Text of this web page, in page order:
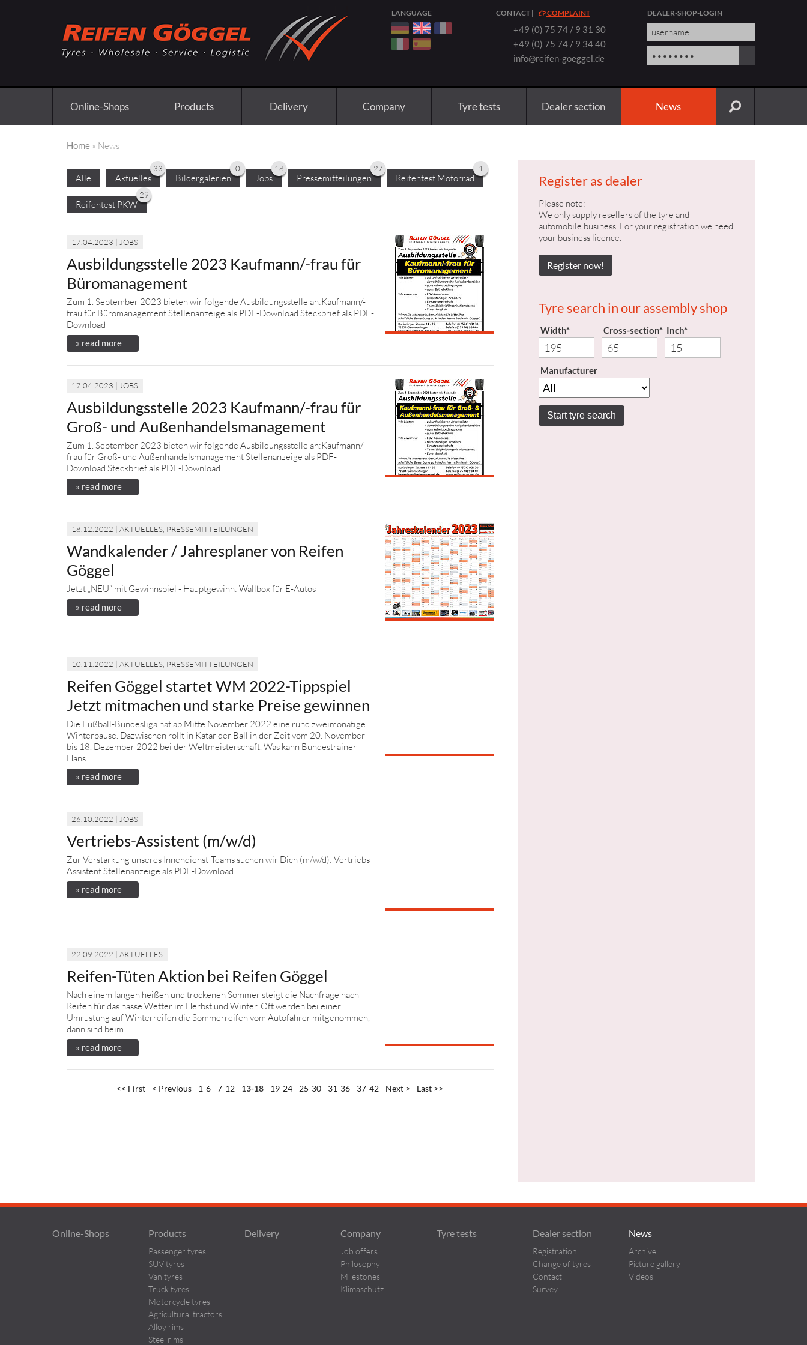
DEALER-SHOP-LOGIN
CONTACT | COMPLAINT
+49 (0) 75 74 / 9 31 30
+49 (0) 75 74 / 9 34 40
info@reifen-goeggel.de
LANGUAGE
Online-Shops Products Delivery Company Tyre tests Dealer section News
Home » News
Alle Aktuelles
33
Bildergalerien
0
Jobs
18
Pressemitteilungen
27
Reifentest Motorrad
1
Reifentest PKW
29
17.04.2023 | JOBS
Ausbildungsstelle 2023 Kaufmann/-frau für
Büromanagement
Zum 1. September 2023 bieten wir folgende Ausbildungsstelle an:Kaufmann/-
frau für Büromanagement Stellenanzeige als PDF-Download Steckbrief als PDF-
Download
» read more
17.04.2023 | JOBS
Ausbildungsstelle 2023 Kaufmann/-frau für
Groß- und Außenhandelsmanagement
Zum 1. September 2023 bieten wir folgende Ausbildungsstelle an:Kaufmann/-
frau für Groß- und Außenhandelsmanagement Stellenanzeige als PDF-
Download Steckbrief als PDF-Download
» read more
18.12.2022 | AKTUELLES, PRESSEMITTEILUNGEN
Wandkalender / Jahresplaner von Reifen
Göggel
Jetzt „NEU“ mit Gewinnspiel - Hauptgewinn: Wallbox für E-Autos
» read more
10.11.2022 | AKTUELLES, PRESSEMITTEILUNGEN
Reifen Göggel startet WM 2022-Tippspiel
Jetzt mitmachen und starke Preise gewinnen
Die Fußball-Bundesliga hat ab Mitte November 2022 eine rund zweimonatige
Winterpause. Dazwischen rollt in Katar der Ball in der Zeit vom 20. November
bis 18. Dezember 2022 bei der Weltmeisterschaft. Was kann Bundestrainer
Hans...
» read more
26.10.2022 | JOBS
Vertriebs-Assistent (m/w/d)
Zur Verstärkung unseres Innendienst-Teams suchen wir Dich (m/w/d): Vertriebs-
Assistent Stellenanzeige als PDF-Download
» read more
22.09.2022 | AKTUELLES
Reifen-Tüten Aktion bei Reifen Göggel
Nach einem langen heißen und trockenen Sommer steigt die Nachfrage nach
Reifen für das nasse Wetter im Herbst und Winter. Oft werden bei einer
Umrüstung auf Winterreifen die Sommerreifen vom Autofahrer mitgenommen,
dann sind beim...
» read more
<< First < Previous 1-6 7-12 13-18 19-24 25-30 31-36 37-42 Next > Last >>
Register as dealer
Please note:
We only supply resellers of the tyre and
automobile business. For your registration we need
your business licence.
Register now!
Tyre search in our assembly shop
Width* Cross-section* Inch*
Manufacturer
Start tyre search
Online-Shops Products
Passenger tyres
SUV tyres
Van tyres
Truck tyres
Motorcycle tyres
Agricultural tractors
Alloy rims
Steel rims
Delivery Company
Job offers
Philosophy
Milestones
Klimaschutz
Tyre tests Dealer section
Registration
Change of tyres
Contact
Survey
News
Archive
Picture gallery
Videos